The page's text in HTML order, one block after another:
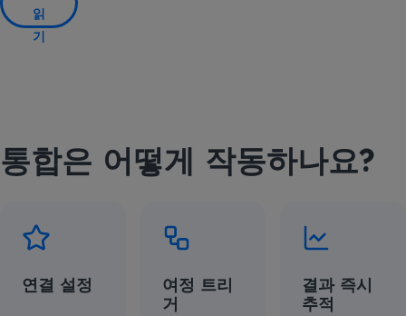
읽
기
통합은 어떻게 작동하나요?
연결 설정
여정 트리
거
결과 즉시
추적